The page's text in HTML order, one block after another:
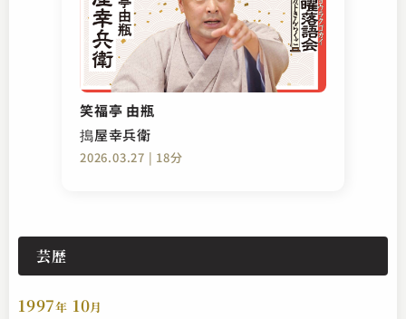
笑福亭 由瓶
搗屋幸兵衛
2026.03.27 | 18分
芸歴
1997年 10月